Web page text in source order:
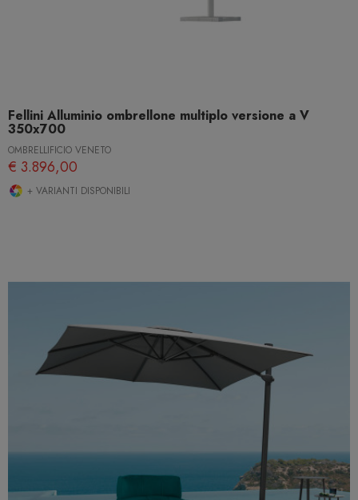
Fellini Alluminio ombrellone multiplo versione a V
350x700
OMBRELLIFICIO VENETO
€ 3.896,00
+ VARIANTI DISPONIBILI